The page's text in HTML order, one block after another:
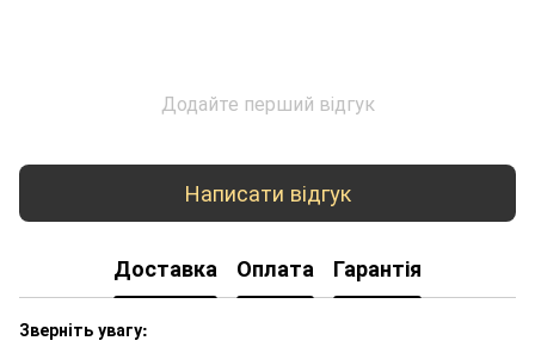
Додайте перший відгук
Написати відгук
Доставка Оплата Гарантія
Зверніть увагу: